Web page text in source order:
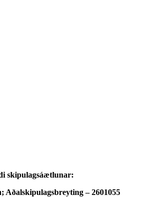
skipulagsáætlunar:
– 2601055